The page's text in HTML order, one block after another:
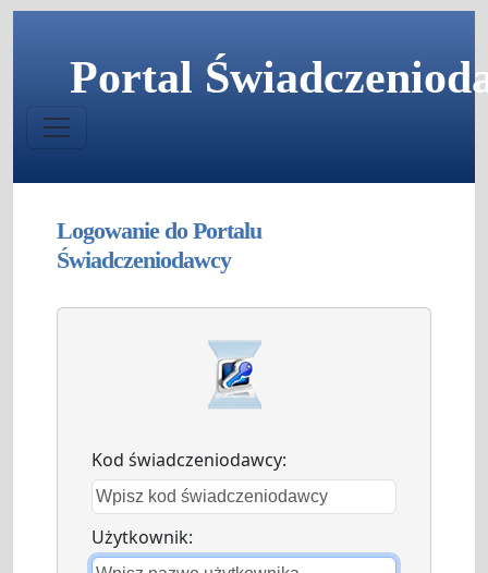
Portal
Logowanie do Portalu
Świadczeniodawcy
Kod świadczeniodawcy:
Użytkownik: